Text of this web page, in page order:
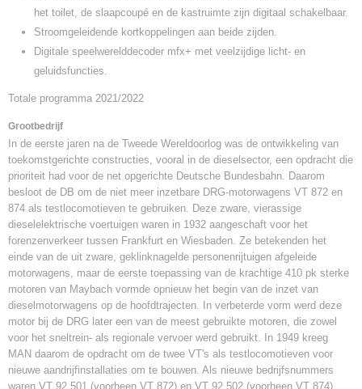
het toilet, de slaapcoupé en de kastruimte zijn digitaal schakelbaar.
Stroomgeleidende kortkoppelingen aan beide zijden.
Digitale speelwerelddecoder mfx+ met veelzijdige licht- en
geluidsfuncties.
Totale programma 2021/2022
Grootbedrijf
In de eerste jaren na de Tweede Wereldoorlog was de ontwikkeling van
toekomstgerichte constructies, vooral in de dieselsector, een opdracht die
prioriteit had voor de net opgerichte Deutsche Bundesbahn. Daarom
besloot de DB om de niet meer inzetbare DRG-motorwagens VT 872 en
874 als testlocomotieven te gebruiken. Deze zware, vierassige
dieselelektrische voertuigen waren in 1932 aangeschaft voor het
forenzenverkeer tussen Frankfurt en Wiesbaden. Ze betekenden het
einde van de uit zware, geklinknagelde personenrijtuigen afgeleide
motorwagens, maar de eerste toepassing van de krachtige 410 pk sterke
motoren van Maybach vormde opnieuw het begin van de inzet van
dieselmotorwagens op de hoofdtrajecten. In verbeterde vorm werd deze
motor bij de DRG later een van de meest gebruikte motoren, die zowel
voor het sneltrein- als regionale vervoer werd gebruikt. In 1949 kreeg
MAN daarom de opdracht om de twee VT's als testlocomotieven voor
nieuwe aandrijfinstallaties om te bouwen. Als nieuwe bedrijfsnummers
waren VT 92 501 (voorheen VT 872) en VT 92 502 (voorheen VT 874)